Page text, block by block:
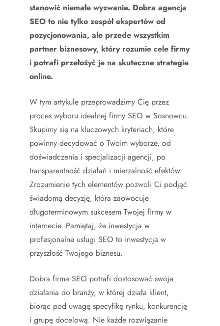
stanowić niemałe wyzwanie. Dobra agencja
SEO to nie tylko zespół ekspertów od
pozycjonowania, ale przede wszystkim
partner biznesowy, który rozumie cele firmy
i potrafi przełożyć je na skuteczne strategie
online.
W tym artykule przeprowadzimy Cię przez
proces wyboru idealnej firmy SEO w Sosnowcu.
Skupimy się na kluczowych kryteriach, które
powinny decydować o Twoim wyborze, od
doświadczenia i specjalizacji agencji, po
transparentność działań i mierzalność efektów.
Zrozumienie tych elementów pozwoli Ci podjąć
świadomą decyzję, która zaowocuje
długoterminowym sukcesem Twojej firmy w
internecie. Pamiętaj, że inwestycja w
profesjonalne usługi SEO to inwestycja w
przyszłość Twojego biznesu.
Dobra firma SEO potrafi dostosować swoje
działania do branży, w której działa klient,
biorąc pod uwagę specyfikę rynku, konkurencję
i grupę docelową. Nie każde rozwiązanie